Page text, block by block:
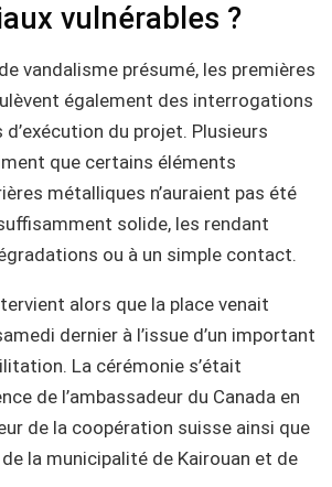
vulnérables ?
vandalisme présumé, les premières
également des interrogations
du projet. Plusieurs
que certains éléments
métalliques n’auraient pas été
solide, les rendant
ou à un simple contact.
alors que la place venait
dernier à l’issue d’un important
La cérémonie s’était
de l’ambassadeur du Canada en
de la coopération suisse ainsi que
la municipalité de Kairouan et de